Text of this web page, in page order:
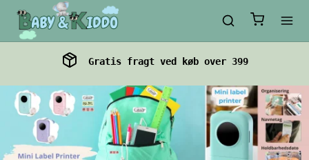
Gratis fragt ved køb over 399